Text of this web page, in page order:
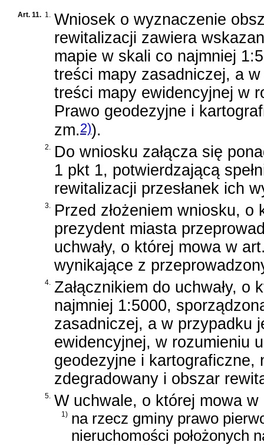
Art. 11. 1.
Wniosek o wyznaczenie
rewitalizacji zawiera
mapie w skali co najmniej
treści mapy zasadniczej, a
treści mapy ewidencyjnej w
Prawo geodezyjne i
zm.2)).
2.
Do wniosku załącza się
1 pkt 1, potwierdzającą
rewitalizacji przesłanek ich
3.
Przed złożeniem wniosku,
prezydent miasta
uchwały, o której mowa w
wynikające z
4.
Załącznikiem do uchwały,
najmniej 1:5000,
zasadniczej, a w przypadku
ewidencyjnej, w rozumieniu
geodezyjne i kartograficzne,
zdegradowany i obszar
5. W uchwale, o której mowa
1) na rzecz gminy prawo
nieruchomości położonych